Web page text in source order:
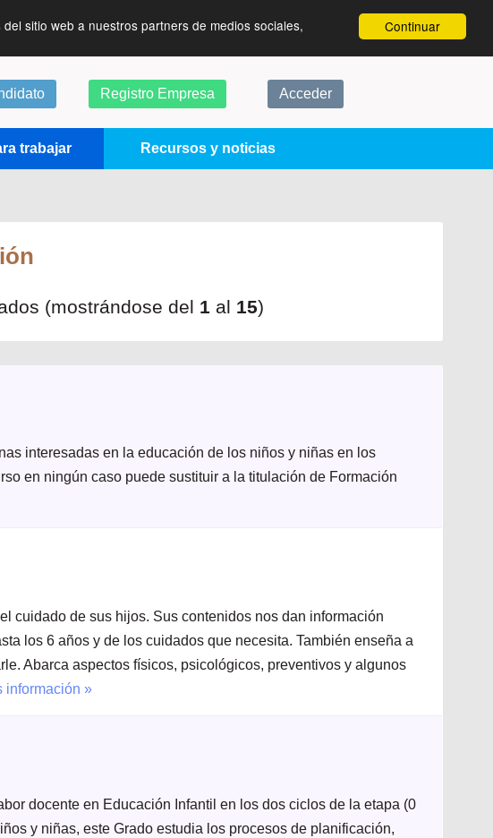
Continuar
sitio web a nuestros partners de medios sociales,
Registro Empresa Acceder
trabajar Recursos y noticias
(mostrándose del 1 al 15)
interesadas en la educación de los niños y niñas en los
en ningún caso puede sustituir a la titulación de Formación
cuidado de sus hijos. Sus contenidos nos dan información
los 6 años y de los cuidados que necesita. También enseña a
Abarca aspectos físicos, psicológicos, preventivos y algunos
información »
docente en Educación Infantil en los dos ciclos de la etapa (0
y niñas, este Grado estudia los procesos de planificación,